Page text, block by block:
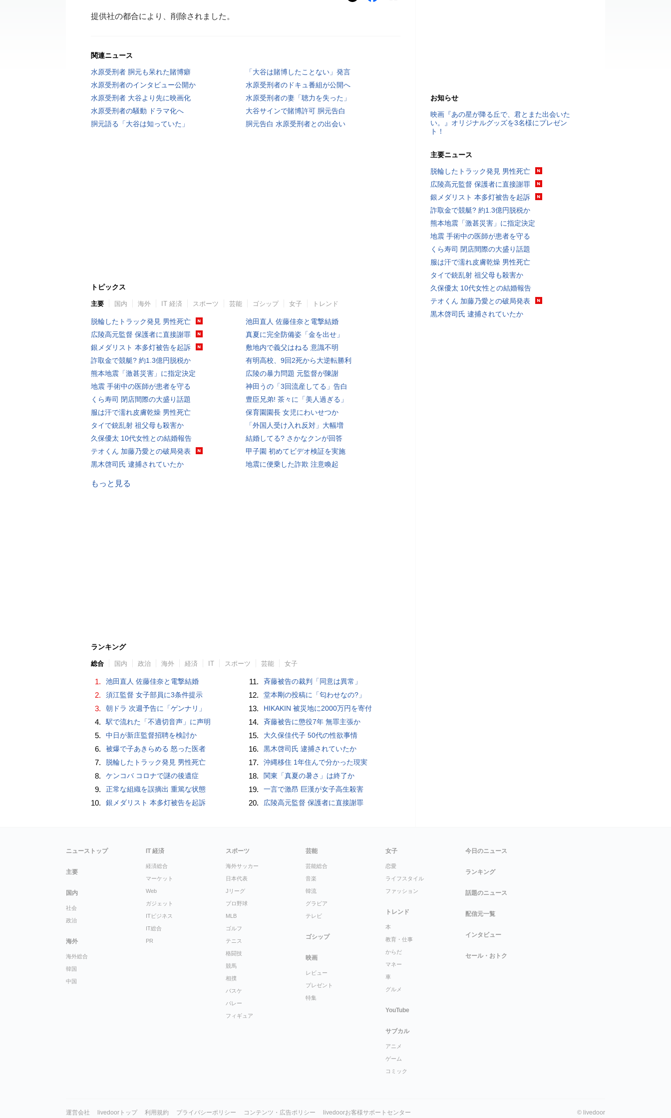
提供社の都合により、削除されました。
関連ニュース
水原受刑者 胴元も呆れた賭博癖
「大谷は賭博したことない」発言
水原受刑者のインタビュー公開か
水原受刑者のドキュ番組が公開へ
水原受刑者 大谷より先に映画化
水原受刑者の妻「聴力を失った」
水原受刑者の騒動 ドラマ化へ
大谷サインで賭博許可 胴元告白
胴元語る「大谷は知っていた」
胴元告白 水原受刑者との出会い
トピックス
主要 国内 海外 IT 経済 スポーツ 芸能 ゴシップ 女子 トレンド
脱輪したトラック発見 男性死亡
広陵高元監督 保護者に直接謝罪
銀メダリスト 本多灯被告を起訴
詐取金で競艇? 約1.3億円脱税か
熊本地震「激甚災害」に指定決定
地震 手術中の医師が患者を守る
くら寿司 閉店間際の大盛り話題
服は汗で濡れ皮膚乾燥 男性死亡
タイで銃乱射 祖父母も殺害か
久保優太 10代女性との結婚報告
テオくん 加藤乃愛との破局発表
黒木啓司氏 逮捕されていたか
池田直人 佐藤佳奈と電撃結婚
真夏に完全防備姿「金を出せ」
敷地内で義父はねる 意識不明
有明高校、9回2死から大逆転勝利
広陵の暴力問題 元監督が陳謝
神田うの「3回流産してる」告白
豊臣兄弟! 茶々に「美人過ぎる」
保育園園長 女児にわいせつか
「外国人受け入れ反対」大幅増
結婚してる? さかなクンが回答
甲子園 初めてビデオ検証を実施
地震に便乗した詐欺 注意喚起
もっと見る
ランキング
総合 国内 政治 海外 経済 IT スポーツ 芸能 女子
1. 池田直人 佐藤佳奈と電撃結婚
2. 須江監督 女子部員に3条件提示
3. 朝ドラ 次週予告に「ゲンナリ」
4. 駅で流れた「不適切音声」に声明
5. 中日が新庄監督招聘を検討か
6. 被爆で子あきらめる 怒った医者
7. 脱輪したトラック発見 男性死亡
8. ケンコバ コロナで謎の後遺症
9. 正常な組織を誤摘出 重篤な状態
10. 銀メダリスト 本多灯被告を起訴
11. 斉藤被告の裁判「同意は異常」
12. 堂本剛の投稿に「匂わせなの?」
13. HIKAKIN 被災地に2000万円を寄付
14. 斉藤被告に懲役7年 無罪主張か
15. 大久保佳代子 50代の性欲事情
16. 黒木啓司氏 逮捕されていたか
17. 沖縄移住 1年住んで分かった現実
18. 関東「真夏の暑さ」は終了か
19. 一言で激昂 巨漢が女子高生殺害
20. 広陵高元監督 保護者に直接謝罪
お知らせ
映画『あの星が降る丘で、君とまた出会いた
い。』オリジナルグッズを3名様にプレゼン
ト！
主要ニュース
脱輪したトラック発見 男性死亡
広陵高元監督 保護者に直接謝罪
銀メダリスト 本多灯被告を起訴
詐取金で競艇? 約1.3億円脱税か
熊本地震「激甚災害」に指定決定
地震 手術中の医師が患者を守る
くら寿司 閉店間際の大盛り話題
服は汗で濡れ皮膚乾燥 男性死亡
タイで銃乱射 祖父母も殺害か
久保優太 10代女性との結婚報告
テオくん 加藤乃愛との破局発表
黒木啓司氏 逮捕されていたか
ニューストップ
主要
国内
社会
政治
海外
海外総合
韓国
中国
IT 経済
経済総合
マーケット
Web
ガジェット
ITビジネス
IT総合
PR
スポーツ
海外サッカー
日本代表
Jリーグ
プロ野球
MLB
ゴルフ
テニス
格闘技
競馬
相撲
バスケ
バレー
フィギュア
芸能
芸能総合
音楽
韓流
グラビア
テレビ
ゴシップ
映画
レビュー
プレゼント
特集
女子
恋愛
ライフスタイル
ファッション
トレンド
本
教育・仕事
からだ
マネー
車
グルメ
YouTube
サブカル
アニメ
ゲーム
コミック
今日のニュース
ランキング
話題のニュース
配信元一覧
インタビュー
セール・おトク
運営会社 livedoorトップ 利用規約 プライバシーポリシー コンテンツ・広告ポリシー livedoorお客様サポートセンター © livedoor